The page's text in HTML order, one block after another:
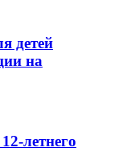
детей
на
летнего